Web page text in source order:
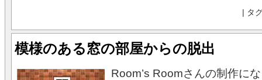
| タ
模様のある窓の部屋からの脱出
Room’s Roomさんの制作に